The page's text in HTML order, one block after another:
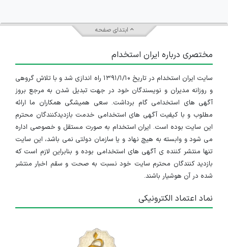
ابتدای صفحه
مختصری درباره ایران استخدام
سایت ایران استخدام در تاریخ ۱۳۹۱/۱/۱۰ راه اندازی شد و با تلاش گروهی
و روزانه مدیران و نویسندگان خود در جهت تبدیل شدن به مرجع بروز
آگهی های استخدامی گام برداشت. سعی همیشگی همکاران ما ارائه
مطلوب و با کیفیت آگهی های استخدامی خدمت بازدیدکنندگان محترم
این سایت بوده است. ایران استخدام به صورت مستقل و خصوصی اداره
می شود و وابسته به هیچ نهاد و یا سازمان دولتی نمی باشد، این سایت
تنها منتشر کننده ی آگهی های استخدامی بوده و بنابراین لازم است که
بازدید کنندگان محترم سایت خود نسبت به صحت و سقم اخبار منتشر
شده در آن هوشیار باشند.
نماد اعتماد الکترونیکی